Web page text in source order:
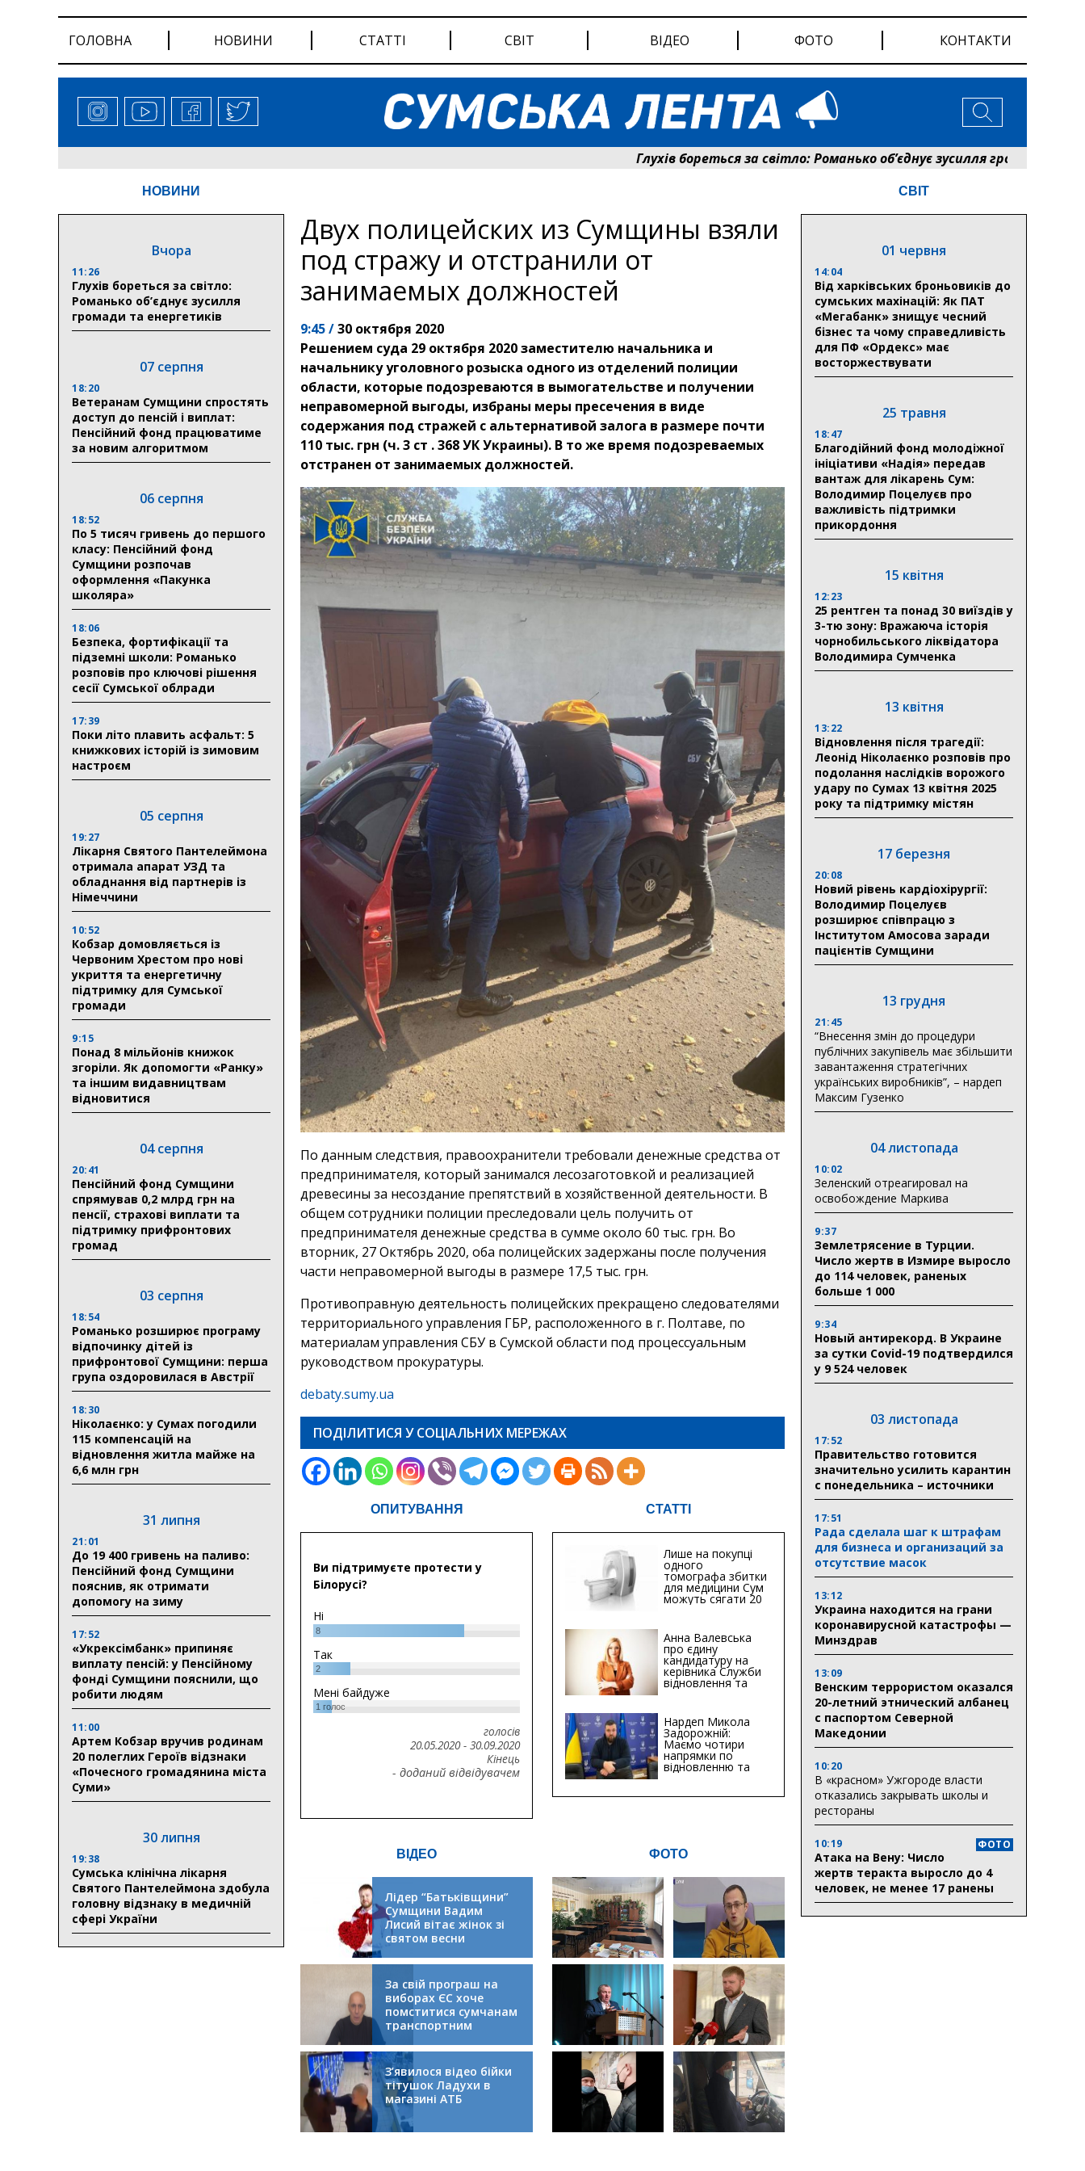
ГОЛОВНА НОВИНИ СТАТТІ СВІТ ВІДЕО ФОТО КОНТАКТИ
Глухів бореться за світло: Романько об’єднує зусилля громади та
НОВИНИ
Вчора
11:26
Глухів бореться за світло:
Романько об’єднує зусилля
громади та енергетиків
07 серпня
18:20
Ветеранам Сумщини спростять
доступ до пенсій і виплат:
Пенсійний фонд працюватиме
за новим алгоритмом
06 серпня
18:52
По 5 тисяч гривень до першого
класу: Пенсійний фонд
Сумщини розпочав
оформлення «Пакунка
школяра»
18:06
Безпека, фортифікації та
підземні школи: Романько
розповів про ключові рішення
сесії Сумської облради
17:39
Поки літо плавить асфальт: 5
книжкових історій із зимовим
настроєм
05 серпня
19:27
Лікарня Святого Пантелеймона
отримала апарат УЗД та
обладнання від партнерів із
Німеччини
10:52
Кобзар домовляється із
Червоним Хрестом про нові
укриття та енергетичну
підтримку для Сумської
громади
9:15
Понад 8 мільйонів книжок
згоріли. Як допомогти «Ранку»
та іншим видавництвам
відновитися
04 серпня
20:41
Пенсійний фонд Сумщини
спрямував 0,2 млрд грн на
пенсії, страхові виплати та
підтримку прифронтових
громад
03 серпня
18:54
Романько розширює програму
відпочинку дітей із
прифронтової Сумщини: перша
група оздоровилася в Австрії
18:30
Ніколаєнко: у Сумах погодили
115 компенсацій на
відновлення житла майже на
6,6 млн грн
31 липня
21:01
До 19 400 гривень на паливо:
Пенсійний фонд Сумщини
пояснив, як отримати
допомогу на зиму
17:52
«Укрексімбанк» припиняє
виплату пенсій: у Пенсійному
фонді Сумщини пояснили, що
робити людям
11:00
Артем Кобзар вручив родинам
20 полеглих Героїв відзнаки
«Почесного громадянина міста
Суми»
30 липня
19:38
Сумська клінічна лікарня
Святого Пантелеймона здобула
головну відзнаку в медичній
сфері України
Двух полицейских из Сумщины взяли
под стражу и отстранили от
занимаемых должностей
9:45 /30 октября 2020
Решением суда 29 октября 2020 заместителю начальника и
начальнику уголовного розыска одного из отделений полиции
области, которые подозреваются в вымогательстве и получении
неправомерной выгоды, избраны меры пресечения в виде
содержания под стражей с альтернативой залога в размере почти
110 тыс. грн (ч. 3 ст . 368 УК Украины). В то же время подозреваемых
отстранен от занимаемых должностей.
По данным следствия, правоохранители требовали денежные средства от
предпринимателя, который занимался лесозаготовкой и реализацией
древесины за несоздание препятствий в хозяйственной деятельности. В
общем сотрудники полиции преследовали цель получить от
предпринимателя денежные средства в сумме около 60 тыс. грн. Во
вторник, 27 Октябрь 2020, оба полицейских задержаны после получения
части неправомерной выгоды в размере 17,5 тыс. грн.
Противоправную деятельность полицейских прекращено следователями
территориального управления ГБР, расположенного в г. Полтаве, по
материалам управления СБУ в Сумской области под процессуальным
руководством прокуратуры.
debaty.sumy.ua
ПОДІЛИТИСЯ У СОЦІАЛЬНИХ МЕРЕЖАХ
ОПИТУВАННЯ
Ви підтримуєте протести у
Білорусі?
Ні
8
Так
2
Мені байдуже
1голос
голосів
20.05.2020- 30.09.2020
Кінець
- доданий відвідувачем
СТАТТІ
Лише на покупці
одного
томографа збитки
для медицини Сум
можуть сягати 20
Анна Валевська
про єдину
кандидатуру на
керівника Служби
відновлення та
Хіба...
Нардеп Микола
Задорожній:
Маємо чотири
напрямки по
відновленню та
інфраструктури
ВІДЕО
Лідер “Батьківщини”
Сумщини Вадим
Лисий вітає жінок зі
святом весни
За свій програш на
виборах ЄС хоче
помститися сумчанам
транспортним
колапсом
З’явилося відео бійки
тітушок Ладухи в
магазині АТБ
ФОТО
СВІТ
01 червня
14:04
Від харківських броньовиків до
сумських махінацій: Як ПАТ
«Мегабанк» знищує чесний
бізнес та чому справедливість
для ПФ «Ордекс» має
восторжествувати
25 травня
18:47
Благодійний фонд молодіжної
ініціативи «Надія» передав
вантаж для лікарень Сум:
Володимир Поцелуєв про
важливість підтримки
прикордоння
15 квітня
12:23
25 рентген та понад 30 виїздів у
3-тю зону: Вражаюча історія
чорнобильського ліквідатора
Володимира Сумченка
13 квітня
13:22
Відновлення після трагедії:
Леонід Ніколаєнко розповів про
подолання наслідків ворожого
удару по Сумах 13 квітня 2025
року та підтримку містян
17 березня
20:08
Новий рівень кардіохірургії:
Володимир Поцелуєв
розширює співпрацю з
Інститутом Амосова заради
пацієнтів Сумщини
13 грудня
21:45
“Внесення змін до процедури
публічних закупівель має збільшити
завантаження стратегічних
українських виробників”, – нардеп
Максим Гузенко
04 листопада
10:02
Зеленский отреагировал на
освобождение Маркива
9:37
Землетрясение в Турции.
Число жертв в Измире выросло
до 114 человек, раненых
больше 1 000
9:34
Новый антирекорд. В Украине
за сутки Covid-19 подтвердился
у 9 524 человек
03 листопада
17:52
Правительство готовится
значительно усилить карантин
с понедельника – источники
17:51
Рада сделала шаг к штрафам
для бизнеса и организаций за
отсутствие масок
13:12
Украина находится на грани
коронавирусной катастрофы —
Минздрав
13:09
Венским террористом оказался
20-летний этнический албанец
с паспортом Северной
Македонии
10:20
В «красном» Ужгороде власти
отказались закрывать школы и
рестораны
10:19 ФОТО
Атака на Вену: Число
жертв теракта выросло до 4
человек, не менее 17 ранены